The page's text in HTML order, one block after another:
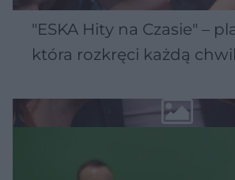
"ESKA Hity na Czasie" –
która rozkręci każdą